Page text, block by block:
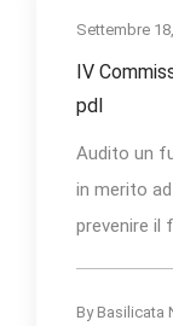
Settembre
IV
pdl
Audito un
in merito
prevenire il
By Basilicata